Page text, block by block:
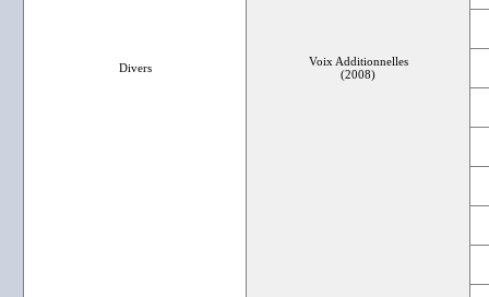
Divers
Voix Additionnelles
(2008)